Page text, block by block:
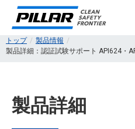
トップ
製品情報
製品詳細：認証試験サポート API624・
製品詳細